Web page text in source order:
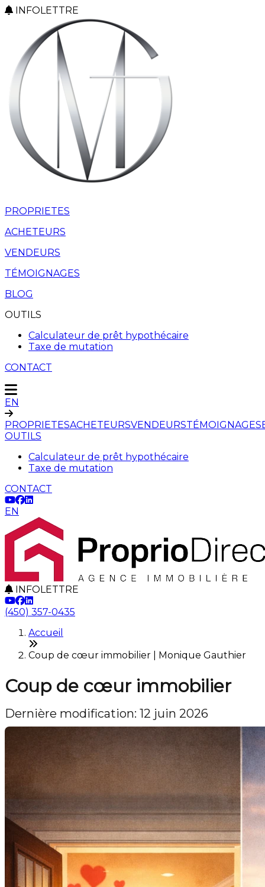
INFOLETTRE
PROPRIETES
ACHETEURS
VENDEURS
TÉMOIGNAGES
BLOG
OUTILS
Calculateur de prêt hypothécaire
Taxe de mutation
CONTACT
EN
PROPRIETESACHETEURSVENDEURSTÉMOIGNAGES
OUTILS
Calculateur de prêt hypothécaire
Taxe de mutation
CONTACT
EN
INFOLETTRE
(450) 357-0435
Accueil
Coup de cœur immobilier | Monique Gauthier
Coup de cœur immobilier
Dernière modification: 12 juin 2026